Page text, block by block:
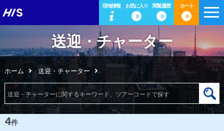
現地情報
お気に入り
0
閲覧履歴
0
カート
0
送迎・チャーター
ホーム 送迎・チャーター
4件